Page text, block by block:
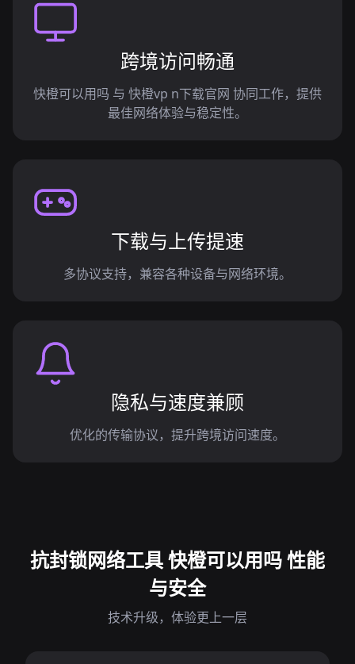
跨境访问畅通
快橙可以用吗 与 快橙vp n下载官网 协同工作，提供
最佳网络体验与稳定性。
下载与上传提速
多协议支持，兼容各种设备与网络环境。
隐私与速度兼顾
优化的传输协议，提升跨境访问速度。
抗封锁网络工具 快橙可以用吗 性能
与安全
技术升级，体验更上一层